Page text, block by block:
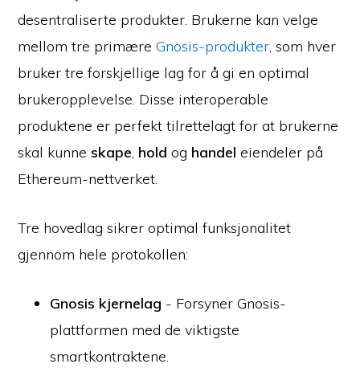
desentraliserte produkter. Brukerne kan velge
mellom tre primæreGnosis-produkter, som hver
bruker tre forskjellige lag for å gi en optimal
brukeropplevelse. Disse interoperable
produktene er perfekt tilrettelagt for at brukerne
skal kunneskape, holdog handel eiendeler på
Ethereum-nettverket.
Tre hovedlag sikrer optimal funksjonalitet
gjennom hele protokollen:
Gnosis kjernelag - Forsyner Gnosis-
plattformen med de viktigste
smartkontraktene.